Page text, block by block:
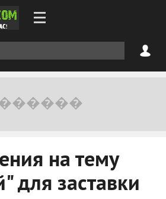
на тему
для заставки